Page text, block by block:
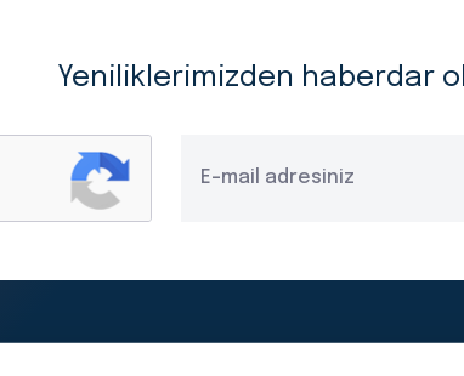
Yeniliklerimizden haberdar